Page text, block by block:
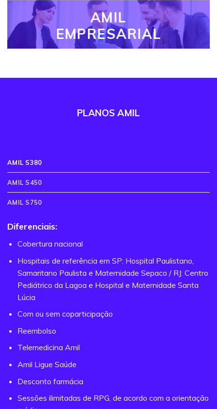
AMIL
EMPRESARIAL
PLANOS AMIL
AMIL S380
AMIL S450
AMIL S750
Diferenciais:
Cobertura nacional
Hospitais de referência em SP: Hospital Paulistano,
Samaritano Paulista e Maternidade Sepaco / RJ: Centro
Pediátrico da Lagoa e Hospital e Maternidade Santa
Lúcia
Com ou sem coparticipação
Reembolso
Telemedicina Amil
Amil Ligue Saúde
Desconto farmácia
Sessões ilimitadas de RPG, de acordo com a orientação